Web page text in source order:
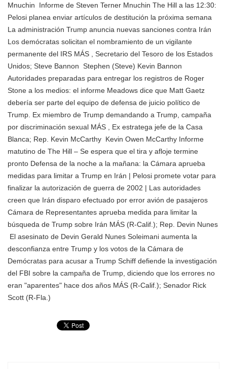
Mnuchin
Informe de Steven Terner Mnuchin The Hill a las 12:30:
Pelosi planea enviar artículos de destitución la próxima semana
La administración Trump anuncia nuevas sanciones contra Irán
Los demócratas solicitan el nombramiento de un vigilante
permanente del IRS MÁS
, Secretario del Tesoro de los Estados
Unidos; Steve Bannon Stephen (Steve) Kevin Bannon
Autoridades preparadas para entregar los registros de Roger
Stone a los medios: el informe Meadows dice que Matt Gaetz
debería ser parte del equipo de defensa de juicio político de
Trump. Ex miembro de Trump demandando a Trump, campaña
por discriminación sexual MÁS
, Ex estratega jefe de la Casa
Blanca; Rep. Kevin McCarthy Kevin Owen McCarthy Informe
matutino de The Hill – Se espera que el tira y afloje termine
pronto Defensa de la noche a la mañana: la Cámara aprueba
medidas para limitar a Trump en Irán | Pelosi promete votar para
finalizar la autorización de guerra de 2002 | Las autoridades
creen que Irán disparo efectuado por error avión de pasajeros
Cámara de Representantes aprueba medida para limitar la
búsqueda de Trump sobre Irán MÁS (R-Calif.); Rep. Devin Nunes
El asesinato de Devin Gerald Nunes Soleimani aumenta la
desconfianza entre Trump y los votos de la Cámara de
Demócratas para acusar a Trump Schiff defiende la investigación
del FBI sobre la campaña de Trump, diciendo que los errores no
eran "aparentes" hace dos años MÁS (R-Calif.); Senador Rick
Scott (R-Fla.)